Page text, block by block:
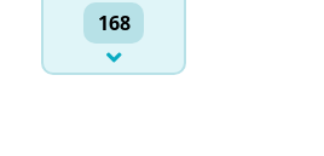
168